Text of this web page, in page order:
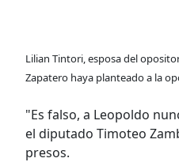
Lilian Tintori, esposa del
Zapatero haya planteado a la
"Es falso, a Leopoldo
el diputado Timoteo
presos.